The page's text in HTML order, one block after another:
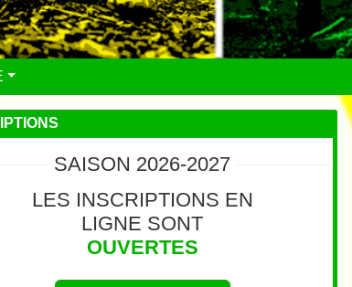
SAISON 2026-2027
LES INSCRIPTIONS EN
LIGNE SONT
OUVERTES